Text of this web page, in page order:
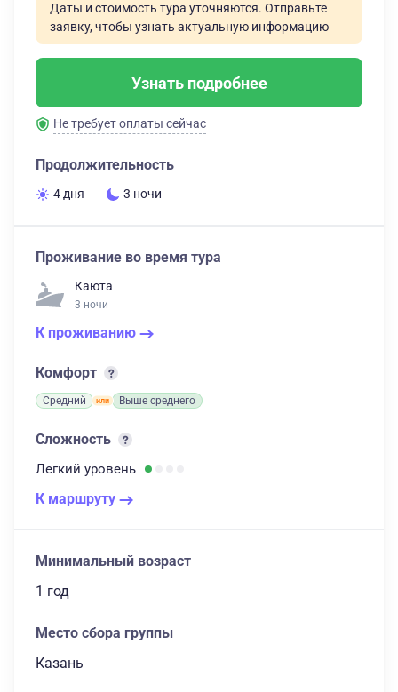
Даты и стоимость тура уточняются. Отправьте
заявку, чтобы узнать актуальную информацию
Узнать подробнее
Не требует оплаты сейчас
Продолжительность
4 дня 3 ночи
Проживание во время тура
Каюта
3 ночи
К проживанию
Комфорт
Средний Выше среднего
Сложность
Легкий уровень
К маршруту
Минимальный возраст
1 год
Место сбора группы
Казань